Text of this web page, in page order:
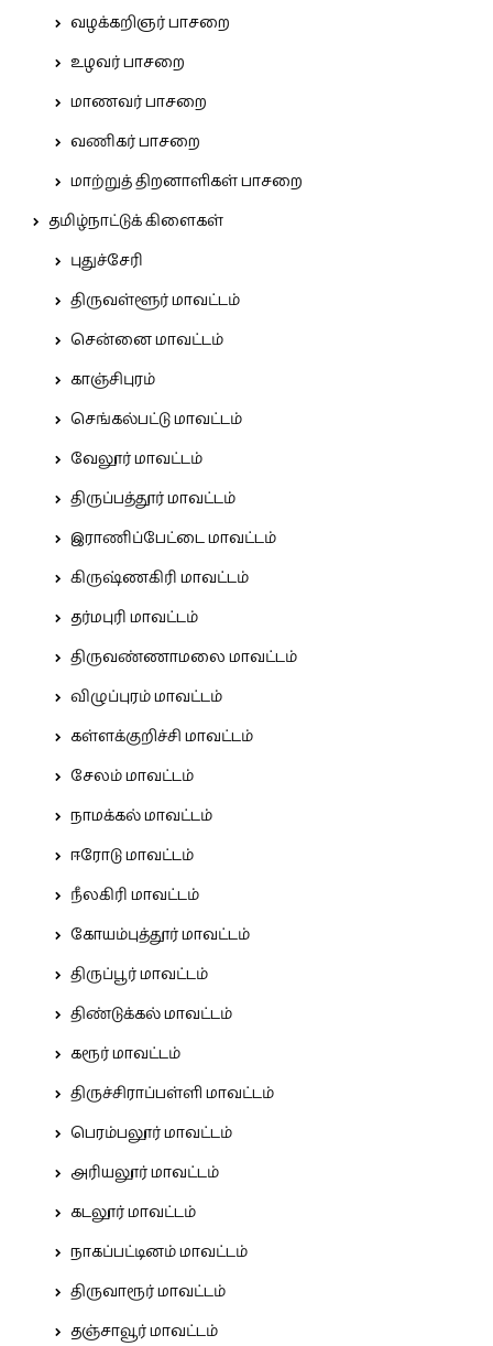
வழக்கறிஞர் பாசறை
உழவர் பாசறை
மாணவர் பாசறை
வணிகர் பாசறை
மாற்றுத் திறனாளிகள் பாசறை
தமிழ்நாட்டுக் கிளைகள்
புதுச்சேரி
திருவள்ளூர் மாவட்டம்
சென்னை மாவட்டம்
காஞ்சிபுரம்
செங்கல்பட்டு மாவட்டம்
வேலூர் மாவட்டம்
திருப்பத்தூர் மாவட்டம்
இராணிப்பேட்டை மாவட்டம்
கிருஷ்ணகிரி மாவட்டம்
தர்மபுரி மாவட்டம்
திருவண்ணாமலை மாவட்டம்
விழுப்புரம் மாவட்டம்
கள்ளக்குறிச்சி மாவட்டம்
சேலம் மாவட்டம்
நாமக்கல் மாவட்டம்
ஈரோடு மாவட்டம்
நீலகிரி மாவட்டம்
கோயம்புத்தூர் மாவட்டம்
திருப்பூர் மாவட்டம்
திண்டுக்கல் மாவட்டம்
கரூர் மாவட்டம்
திருச்சிராப்பள்ளி மாவட்டம்
பெரம்பலூர் மாவட்டம்
அரியலூர் மாவட்டம்
கடலூர் மாவட்டம்
நாகப்பட்டினம் மாவட்டம்
திருவாரூர் மாவட்டம்
தஞ்சாவூர் மாவட்டம்